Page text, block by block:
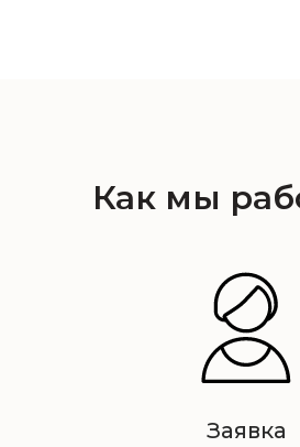
Как мы
Заявка